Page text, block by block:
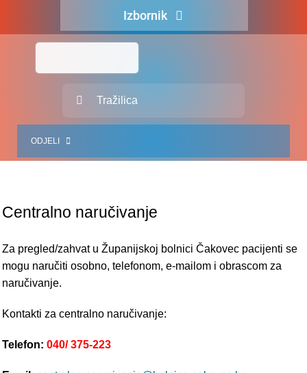
Izbornik
Adresar
ODJELI
SLUŽBA INTERNISTIČKIH DJELATNOSTI
SLUŽBA KIRURŠKIH DJELATNOSTI
SLUŽBA ZA GINEKOLOGIJU, PORODNIŠTVO I NEONATOLOGIJU
POLIKLINIKE
PALIJATIVNA SKRB
Centralno naručivanje
Za pregled/zahvat u Županijskoj bolnici Čakovec pacijenti se
mogu naručiti osobno, telefonom, e-mailom i obrascom za
naručivanje.
Kontakti za centralno naručivanje:
Telefon: 040/ 375-223